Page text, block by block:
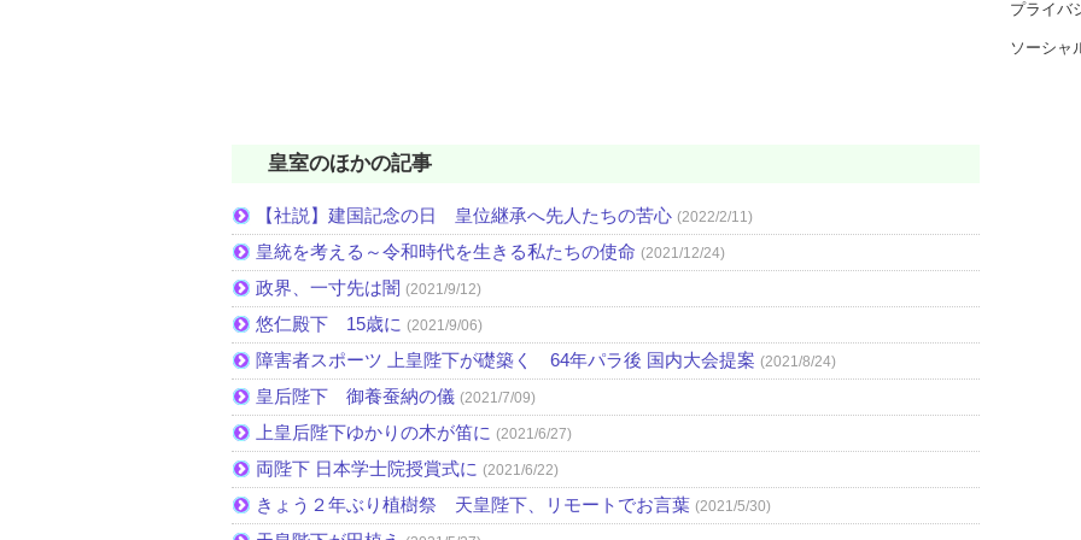
皇室のほかの記事
【社説】建国記念の日 皇位継承へ先人たちの苦心 (2022/2/11)
皇統を考える～令和時代を生きる私たちの使命 (2021/12/24)
政界、一寸先は闇 (2021/9/12)
悠仁殿下 15歳に (2021/9/06)
障害者スポーツ 上皇陛下が礎築く 64年パラ後 国内大会提案 (2021/8/24)
皇后陛下 御養蚕納の儀 (2021/7/09)
上皇后陛下ゆかりの木が笛に (2021/6/27)
両陛下 日本学士院授賞式に (2021/6/22)
きょう２年ぶり植樹祭 天皇陛下、リモートでお言葉 (2021/5/30)
プライバ
ソーシャ